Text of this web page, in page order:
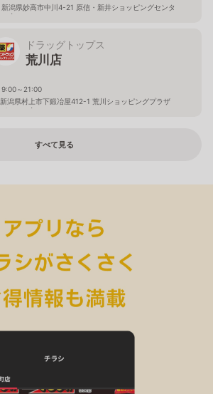
新潟県妙高市中川4-21 原信・新井ショッピングセンタ
ー内
ドラッグトップス
荒川店
9:00～21:00
新潟県村上市下鍛冶屋412-1 荒川ショッピングプラザ
パルティ内
すべて見る